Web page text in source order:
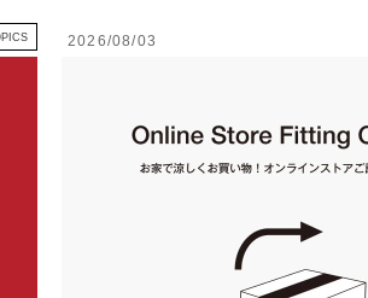
2026/08/03